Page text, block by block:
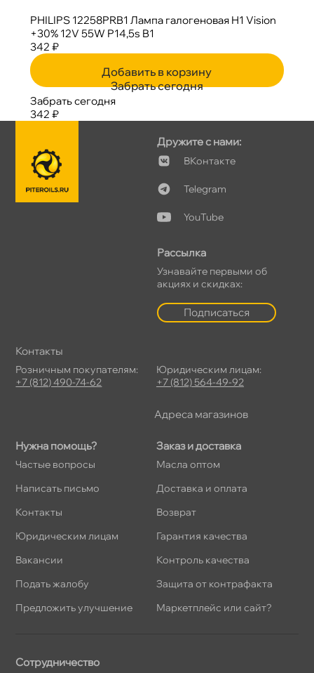
PHILIPS 12258PRB1 Лампа галогеновая H1 Vision
+30% 12V 55W P14,5s B1
342 ₽
Добавить в корзину
Забрать сегодня
Забрать сегодня
342 ₽
Нужна помощь?
Частые вопросы
Написать письмо
Контакты
Юридическим лицам
акансии
Подать жалобу
Предложить улучшение
Заказ и доставка
Масла оптом
Доставка и оплата
озврат
Гарантия качества
Контроль качества
Защита от контрафакта
Маркетплейс или сайт?
Дружите с нами:
Контакте
Telegram
YouTube
Рассылка
Узнавайте первыми о
акциях и скидках:
Подписаться
Сотрудничество
Контакты
Розничным покупателям:
+7 (812) 490-74-62
Юридическим лицам:
+7 (812) 564-49-92
Адреса магазино